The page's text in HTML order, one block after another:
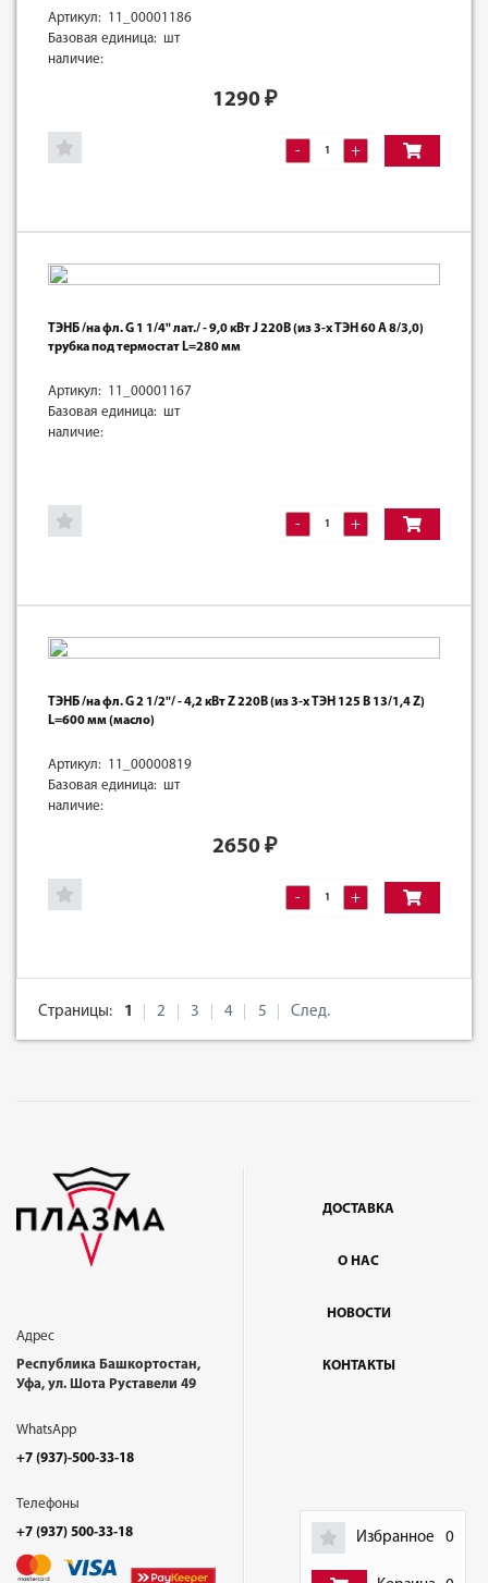
Избранное 0
Артикул: 11_00001186
Базовая единица: шт
наличие:
1290₽
- +
ТЭНБ /на фл. G 1 1/4" лат./ - 9,0 кВт J 220В (из 3-х ТЭН 60 А 8/3,0)
трубка под термостат L=280 мм
Артикул: 11_00001167
Базовая единица: шт
наличие:
- +
ТЭНБ /на фл. G 2 1/2"/ - 4,2 кВт Z 220В (из 3-х ТЭН 125 В 13/1,4 Z)
L=600 мм (масло)
Артикул: 11_00000819
Базовая единица: шт
наличие:
2650₽
- +
Страницы: 1 2 3 4 5 След.
Адрес
Республика Башкортостан,
Уфа, ул. Шота Руставели 49
WhatsApp
+7 (937)-500-33-18
Телефоны
+7 (937) 500-33-18
ДОСТАВКА
О НАС
НОВОСТИ
КОНТАКТЫ